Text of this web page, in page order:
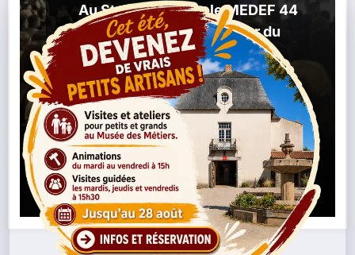
Au Startup Palace, le MEDEF 44
place l’entreprise au cœur du
débat municipal nantais
11/02/2026 Attractivité Nantes,Chefs
D’entreprise,CPME 44,Économie Locale,Élection
Municipale
Mairie De Nantes,MEDEF Loire-Atlantique
Startup Palace
Lire la suite